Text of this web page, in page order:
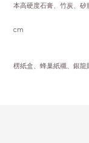
本高硬度石膏、竹炭、矽
・尺
cm
・
・包
楞紙盒、蜂巢紙襯、銀龍